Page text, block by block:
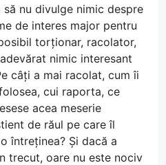
nu divulge nimic despre
de interes major pentru
torționar, racolator,
nimic interesant
câți a mai racolat, cum îi
cui raporta, ce
acea meserie
de răul pe care îl
întreținea? Și dacă a
trecut, oare nu este nociv